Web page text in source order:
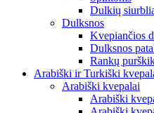
Dulkių
Dulksnos
Kvepiančios
Dulksnos
Rankų
Arabiški ir Turkiški
Arabiški kvepalai
Arabiški